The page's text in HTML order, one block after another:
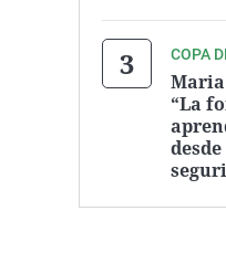
COPA
“La